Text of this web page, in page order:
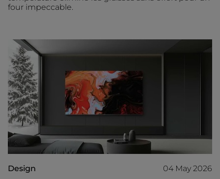
four impeccable.
Design 04 May 2026